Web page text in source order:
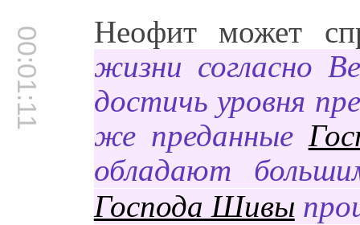
00:01:11 Неофит может
жизни согласно
достичь уровня
же преданные
обладают
Господа Шивы